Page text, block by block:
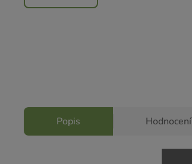
Popis Hodnocení